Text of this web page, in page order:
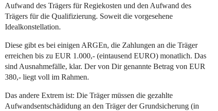
Aufwand des Trägers für Regiekosten und den Aufwand des
Trägers für die Qualifizierung. Soweit die vorgesehene
Idealkonstellation.
Diese gibt es bei einigen ARGEn, die Zahlungen an die Träger
erreichen bis zu EUR 1.000,- (eintausend EURO) monatlich. Das
sind Ausnahmefälle, klar. Der von Dir genannte Betrag von EUR
380,- liegt voll im Rahmen.
Das andere Extrem ist: Die Träger müssen die gezahlte
Aufwandsentschädidung an den Träger der Grundsicherung (in